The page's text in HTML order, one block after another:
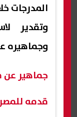
المدرجات
وتقدير
وجماهيره
جماهير عن
قدمه